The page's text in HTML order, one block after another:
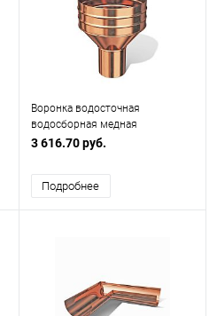
Воронка водосточная
водосборная медная
ф100х350мм
3 616.70 руб.
Подробнее